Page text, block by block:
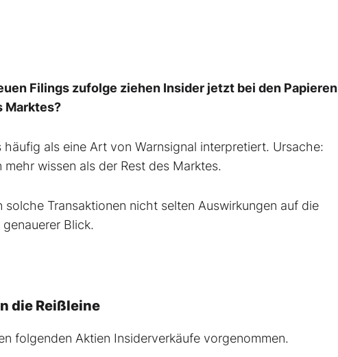
Filings zufolge ziehen Insider jetzt bei den Papieren
Marktes?
als eine Art von Warnsignal interpretiert. Ursache:
wissen als der Rest des Marktes.
Transaktionen nicht selten Auswirkungen auf die
Blick.
die Reißleine
folgenden Aktien Insiderverkäufe vorgenommen.